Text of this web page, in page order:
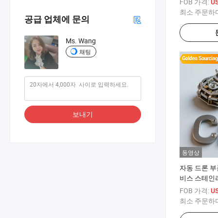
최소 주문하
동영상
자동 드론
비스 스테인
동, 구리, 브
맞춤형 CNC
FOB 가격:
최소 주문하
공급 업체에 문의
Ms. Wang
채팅
보내기